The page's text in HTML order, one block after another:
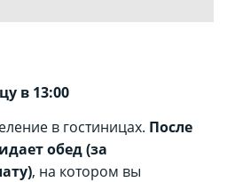
в 13:00
в гостиницах. После
обед (за
, на котором вы